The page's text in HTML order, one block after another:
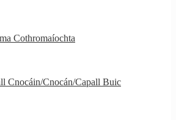
Cothromaíochta
Cnocáin/Cnocán/Capall Buic